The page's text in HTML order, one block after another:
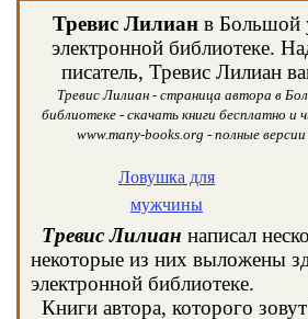
Тревис Лилиан в Большой
электронной библиотеке.
писатель, Тревис Лилиан
Тревис Лилиан - страница автора в
библиотеке - скачать книги бесплатно и
www.many-books.org - полные
Ловушка для
мужчины
Тревис Лилиан написал
некоторые из них выложены
электронной библиотеке.
Книги автора, которого